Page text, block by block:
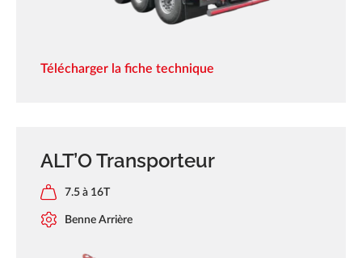
Télécharger la fiche technique
ALT’O Transporteur
7.5 à 16T
Benne Arrière